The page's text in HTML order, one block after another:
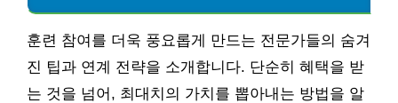
훈련 참여를 더욱 풍요롭게 만드는 전문가들의 숨겨
진 팁과 연계 전략을 소개합니다. 단순히 혜택을 받
는 것을 넘어, 최대치의 가치를 뽑아내는 방법을 알